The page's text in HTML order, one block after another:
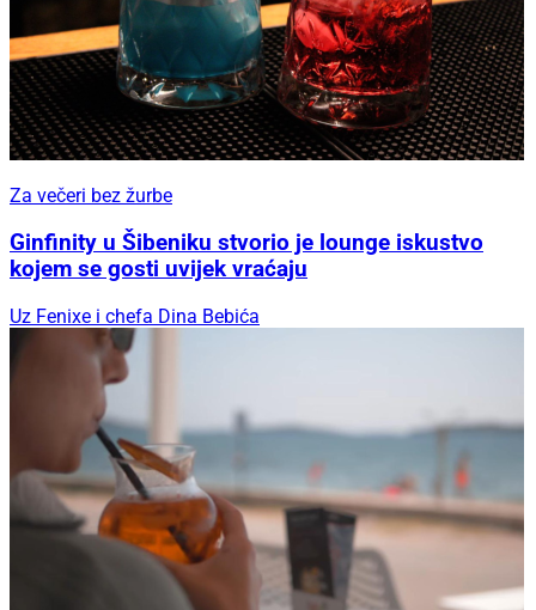
Za večeri bez žurbe
Ginfinity u Šibeniku stvorio je lounge iskustvo
kojem se gosti uvijek vraćaju
Uz Fenixe i chefa Dina Bebića